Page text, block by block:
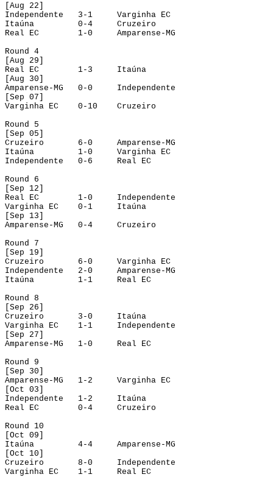
Aug 22]
Independente
3-1
Varginha EC
Itaúna
0-4
Cruzeiro
Real EC
1-0
Amparense-MG
Round 4
Aug 29]
Real EC
1-3
Itaúna
Aug 30]
Amparense-MG
0-0
Independente
Sep 07]
Varginha EC
0-10
Cruzeiro
Round 5
Sep 05]
Cruzeiro
6-0 Amparense -MG
Itaúna
1-0 Varginha EC
Independente
0-6
Real EC
Round 6
[Sep 12]
Real EC
1-0 Independente
Varginha EC
0-1
Itaúna
Sep 13]
Amparense-MG
0-4
Cruzeiro
Round 7
[Sep 19]
Cruzeiro
6-0 Varginha EC
Independente
2-0 Amparense -MG
Itaúna
1-1
Real EC
Round 8
[Sep 26]
Cruzeiro
3-0 Itaúna
Varginha EC
1-1
Independente
Sep 27]
Amparense-MG
1-0
Real EC
Round 9
Sep 30]
Amparense-MG
1-2
Varginha EC
Oct 03]
Independente
1-2
Itaúna
Real EC
0-4
Cruzeiro
Round 10
Oct 09]
Itaúna
4-4
Amparense-MG
Oct 10]
Cruzeiro
8-0
Independente
Varginha EC
1-1
Real EC